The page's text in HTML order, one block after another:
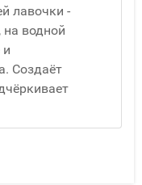
лавочки -
водной
и
Создаёт